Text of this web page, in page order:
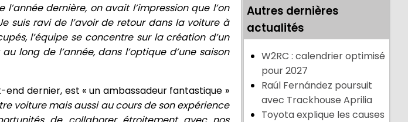
l’année dernière, on avait l’impression que l’on
suis ravi de l’avoir de retour dans la voiture à
l’équipe se concentre sur la création d’un
long de l’année, dans l’optique d’une saison
dernier, est « un ambassadeur fantastique »
voiture mais aussi au cours de son expérience
Autres dernières
actualités
W2RC : calendrier optimisé
pour 2027
Raúl Fernández poursuit
avec Trackhouse Aprilia
Toyota explique les causes